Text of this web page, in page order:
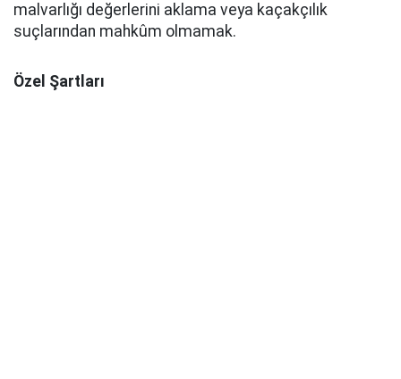
malvarlığı değerlerini aklama veya kaçakçılık
suçlarından mahkûm olmamak.
Özel Şartları